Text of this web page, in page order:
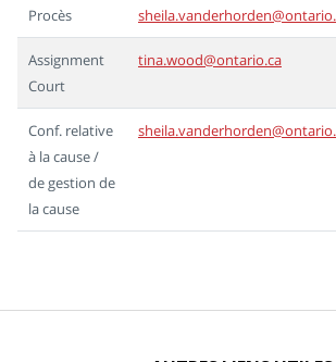
Procès
Assignment
Court
tina.wood@ontario.ca
Conf. relative
à la cause /
de gestion de
la cause